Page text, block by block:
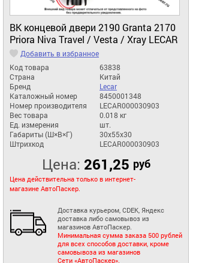
ВК концевой двери 2190 Granta 2170
Priora Niva Travel / Vesta / Xray LECAR
Добавить в избранное
Код товара
63838
Страна
Китай
Бренд
Lecar
Каталожный номер
8450001348
Номер производителя
LECAR000030903
Вес товара
0.018 кг
Ед. измерения
шт.
Габариты (Ш×В×Г)
30x55x30
Штрихкод
LECAR000030903
Цена: 261,25 руб
Цена действительна только в интернет-
магазине АвтоПаскер.
Доставка курьером, CDEK, Яндекс
доставка либо самовывоз из
магазинов АвтоПаскер.
Минимальная сумма заказа 500 рублей
для всех способов доставки, кроме
самовывоза из магазинов
Сети «АвтоПаскер».